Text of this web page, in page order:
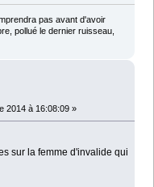
pas avant d'avoir
pollué le dernier ruisseau,
2014 à 16:08:09 »
sur la femme d'invalide qui